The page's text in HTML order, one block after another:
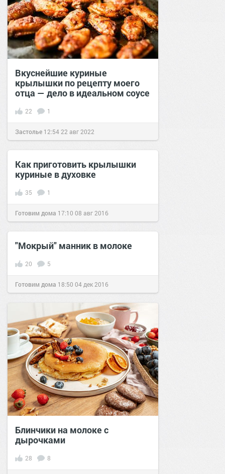
Вкуснейшие куриные
крылышки по рецепту моего
отца — дело в идеальном соусе
22 1
Застолье 12:54 22 авг 2022
Как приготовить крылышки
куриные в духовке
35 1
Готовим дома 17:10 08 авг 2016
"Мокрый" манник в молоке
20 5
Готовим дома 18:50 04 дек 2016
Блинчики на молоке с
дырочками
28 8